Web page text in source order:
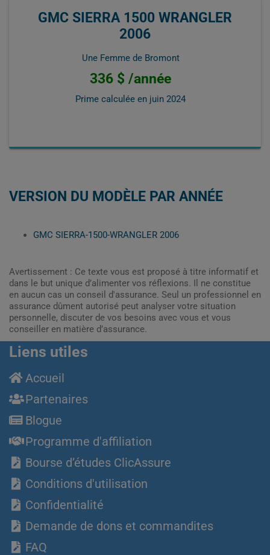
GMC SIERRA 1500 WRANGLER
2006
Une Femme de Bromont
336 $ /année
Prime calculée en juin 2024
VERSION DU MODÈLE PAR ANNÉE
GMC SIERRA-1500-WRANGLER 2006
Avertissement : Ce texte vous est proposé à titre informatif et
dans le but unique d’alimenter vos réflexions. Il ne constitue
en aucun cas un conseil d'assurance. Seul un professionnel en
assurance dûment autorisé peut analyser votre situation
personnelle, discuter de vos besoins avec vous et vous
conseiller en matière d’assurance.
Liens utiles
Accueil
Partenaires
Blogue
Programme d'affiliation
Bourse d’études ClicAssure
Conditions d'utilisation
Confidentialité
Demande de dons et commandites
FAQ